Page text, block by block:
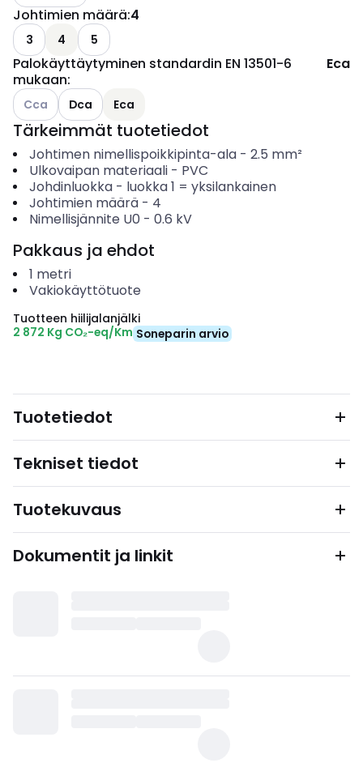
Johtimien määrä:4
3 4 5
Palokäyttäytyminen standardin EN 13501-6
mukaan:
Eca
Katso käytettävissä olevat vaihtoehdot
Cca Dca Eca
Tärkeimmät tuotetiedot
Johtimen nimellispoikkipinta-ala- 2.5 mm²
Ulkovaipan materiaali- PVC
Johdinluokka- luokka 1 = yksilankainen
Johtimien määrä- 4
Nimellisjännite U0 - 0.6 kV
Pakkaus ja ehdot
1 metri
Vakiokäyttötuote
Tuotteen hiilijalanjälki
2 872 Kg CO₂-eq/Km Soneparin arvio
Tuotetiedot
Tekniset tiedot
Tuotekuvaus
Dokumentit ja linkit